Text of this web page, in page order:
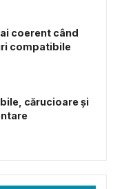
coerent când
compatibile
cărucioare și